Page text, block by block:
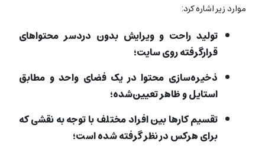
موارد زیر اشاره کرد:
تولید راحت و ویرایش بدون دردسر محتواهای
قرارگرفته روی سایت؛
ذخیره‌سازی محتوا در یک فضای واحد و مطابق
استایل و ظاهر تعیین‌شده؛
تقسیم کارها بین افراد مختلف با توجه به نقشی که
برای هرکس در نظر گرفته شده است؛